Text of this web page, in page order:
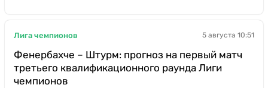
Лига чемпионов 5 августа 10:51
Фенербахче – Штурм: прогноз на первый матч
третьего квалификационного раунда Лиги
чемпионов